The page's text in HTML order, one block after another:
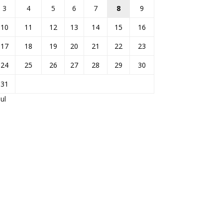
3 4 5 6 7 8
9
10
11 12 13 14 15
16
17
18 19 20 21 22
23
24
25 26 27 28 29
30
31